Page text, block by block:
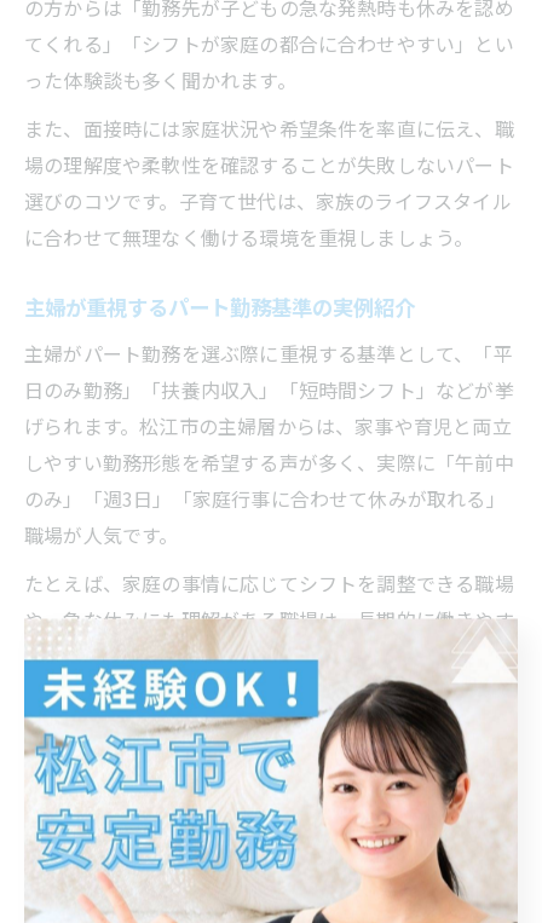
の方からは「勤務先が子どもの急な発熱時も休みを認め
てくれる」「シフトが家庭の都合に合わせやすい」とい
った体験談も多く聞かれます。
また、面接時には家庭状況や希望条件を率直に伝え、職
場の理解度や柔軟性を確認することが失敗しないパート
選びのコツです。子育て世代は、家族のライフスタイル
に合わせて無理なく働ける環境を重視しましょう。
主婦が重視するパート勤務基準の実例紹介
主婦がパート勤務を選ぶ際に重視する基準として、「平
日のみ勤務」「扶養内収入」「短時間シフト」などが挙
げられます。松江市の主婦層からは、家事や育児と両立
しやすい勤務形態を希望する声が多く、実際に「午前中
のみ」「週3日」「家庭行事に合わせて休みが取れる」
職場が人気です。
たとえば、家庭の事情に応じてシフトを調整できる職場
や、急な休みにも理解がある職場は、長期的に働きやす
い環境として評価されています。主婦の方の体験談では
「子どもの習い事や学校行事に合わせてシフトを組んで
もらえた」「ブランクがあっても未経験から始められ
る」といった実例が多く見受けられます。
パート勤務基準を満たす求人を選ぶには、応募前に職場
見学を行う、シフト調整の柔軟性や福利厚生の充実度を
細かく確認することが大切です。主婦にとって家庭との